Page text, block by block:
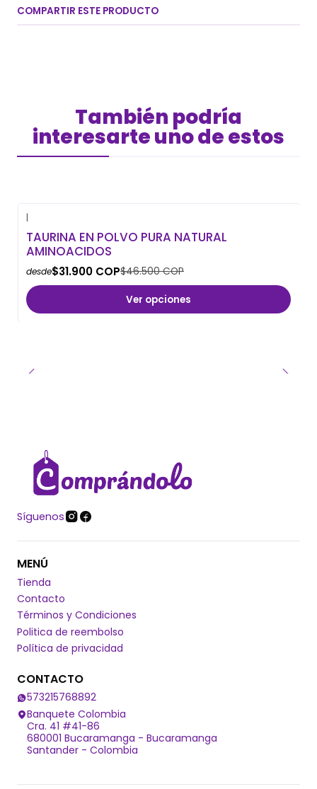
COMPARTIR ESTE PRODUCTO
También podría
interesarte uno de estos
|
TAURINA EN POLVO PURA NATURAL
AMINOACIDOS
desde$31.900 COP$46.500 COP
Ver opciones
Síguenos
MENÚ
Tienda
Contacto
Términos y Condiciones
Politica de reembolso
Política de privacidad
CONTACTO
573215768892
Banquete Colombia
Cra. 41 #41-86
680001 Bucaramanga - Bucaramanga
Santander - Colombia